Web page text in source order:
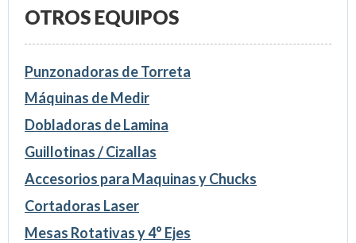
OTROS EQUIPOS
Punzonadoras de Torreta
Máquinas de Medir
Dobladoras de Lamina
Guillotinas / Cizallas
Accesorios para Maquinas y Chucks
Cortadoras Laser
Mesas Rotativas y 4° Ejes